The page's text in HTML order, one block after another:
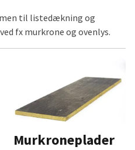
til listedækning og
fx murkrone og ovenlys.
Murkroneplader